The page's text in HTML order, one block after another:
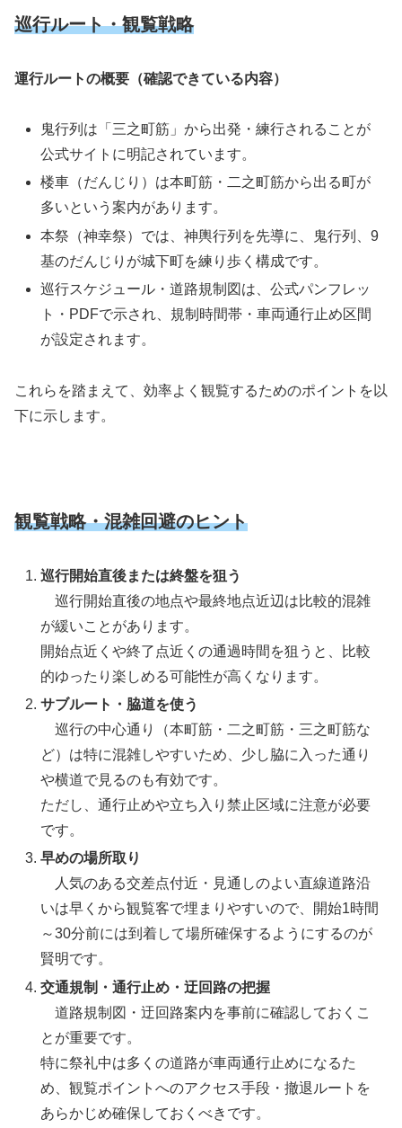
巡行ルート・観覧戦略
運行ルートの概要（確認できている内容）
鬼行列は「三之町筋」から出発・練行されることが
公式サイトに明記されています。
楼車（だんじり）は本町筋・二之町筋から出る町が
多いという案内があります。
本祭（神幸祭）では、神輿行列を先導に、鬼行列、9
基のだんじりが城下町を練り歩く構成です。
巡行スケジュール・道路規制図は、公式パンフレッ
ト・PDFで示され、規制時間帯・車両通行止め区間
が設定されます。
これらを踏まえて、効率よく観覧するためのポイントを以
下に示します。
観覧戦略・混雑回避のヒント
巡行開始直後または終盤を狙う
巡行開始直後の地点や最終地点近辺は比較的混雑
が緩いことがあります。
開始点近くや終了点近くの通過時間を狙うと、比較
的ゆったり楽しめる可能性が高くなります。
サブルート・脇道を使う
巡行の中心通り（本町筋・二之町筋・三之町筋な
ど）は特に混雑しやすいため、少し脇に入った通り
や横道で見るのも有効です。
ただし、通行止めや立ち入り禁止区域に注意が必要
です。
早めの場所取り
人気のある交差点付近・見通しのよい直線道路沿
いは早くから観覧客で埋まりやすいので、開始1時間
～30分前には到着して場所確保するようにするのが
賢明です。
交通規制・通行止め・迂回路の把握
道路規制図・迂回路案内を事前に確認しておくこ
とが重要です。
特に祭礼中は多くの道路が車両通行止めになるた
め、観覧ポイントへのアクセス手段・撤退ルートを
あらかじめ確保しておくべきです。